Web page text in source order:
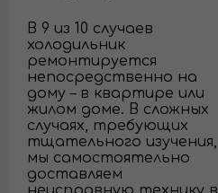
В 9 из 10 случаев
холодильник
ремонтируется
непосредственно на
дому – в квартире или
жилом доме. В сложных
случаях, требующих
тщательного изучения,
мы самостоятельно
доставляем